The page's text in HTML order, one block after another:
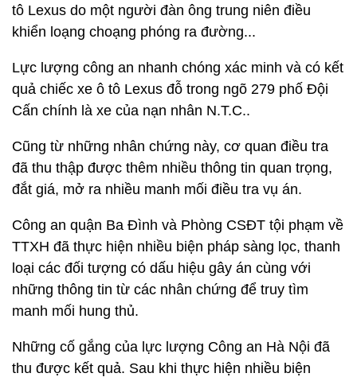
tô Lexus do một người đàn ông trung niên điều
khiển loạng choạng phóng ra đường...
Lực lượng công an nhanh chóng xác minh và có kết
quả chiếc xe ô tô Lexus đỗ trong ngõ 279 phố Đội
Cấn chính là xe của nạn nhân N.T.C..
Cũng từ những nhân chứng này, cơ quan điều tra
đã thu thập được thêm nhiều thông tin quan trọng,
đắt giá, mở ra nhiều manh mối điều tra vụ án.
Công an quận Ba Đình và Phòng CSĐT tội phạm về
TTXH đã thực hiện nhiều biện pháp sàng lọc, thanh
loại các đối tượng có dấu hiệu gây án cùng với
những thông tin từ các nhân chứng để truy tìm
manh mối hung thủ.
Những cố gắng của lực lượng Công an Hà Nội đã
thu được kết quả. Sau khi thực hiện nhiều biện